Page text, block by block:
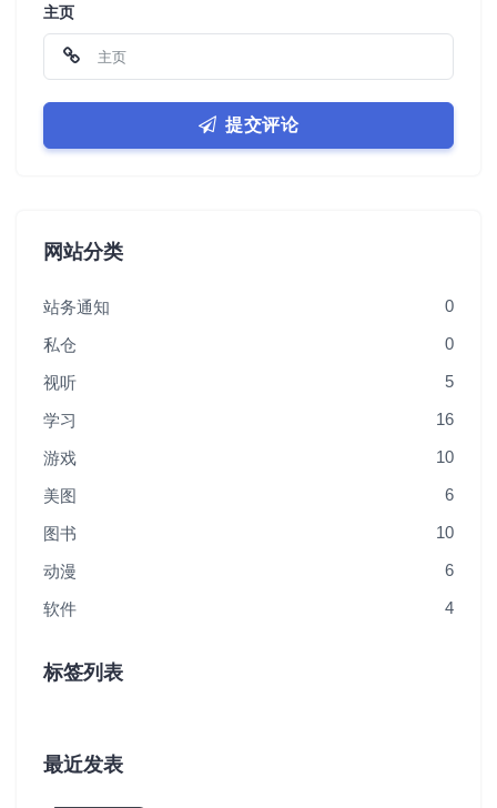
主页
提交评论
网站分类
站务通知 0
私仓 0
视听 5
学习 16
游戏 10
美图 6
图书 10
动漫 6
软件 4
标签列表
最近发表